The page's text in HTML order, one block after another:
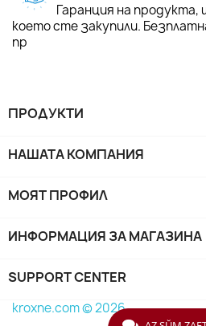
Гаранция на
което сте закупили.
пр
ПРОДУКТИ
НАШАТА КОМПАНИЯ
МОЯТ ПРОФИЛ
ИНФОРМАЦИЯ ЗА МАГАЗИНА
SUPPORT CENTER
kroxne.com © 2026